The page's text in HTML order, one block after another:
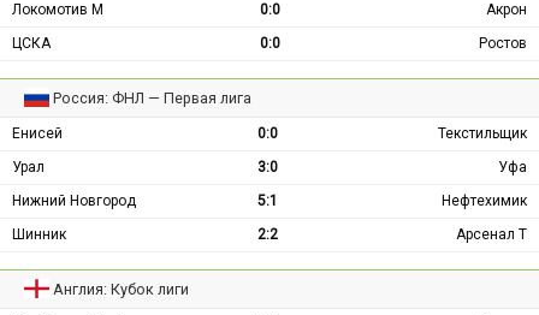
Локомотив М
0:0
Акрон
ЦСКА
0:0 Ростов
Россия: ФНЛ — Первая лига
Енисей 0:0
Текстильщик
Урал
3:0
Уфа
Нижний Новгород
5:1
Нефтехимик
Шинник
2:2 Арсенал Т
Англия: Кубок лиги